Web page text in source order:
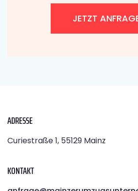
JETZT
ADRESSE
Curiestraße 1, 55129 Mainz
KONTAKT